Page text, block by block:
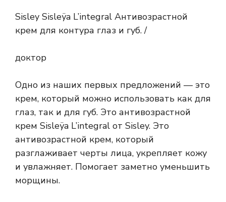
Sisley Sisleÿa L’integral Антивозрастной
крем для контура глаз и губ. /
доктор
Одно из наших первых предложений — это
крем, который можно использовать как для
глаз, так и для губ. Это антивозрастной
крем Sisleÿa L’integral от Sisley. Это
антивозрастной крем, который
разглаживает черты лица, укрепляет кожу
и увлажняет. Помогает заметно уменьшить
морщины.